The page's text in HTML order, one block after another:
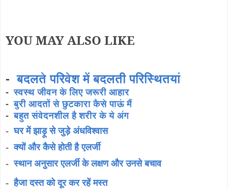
YOU MAY ALSO LIKE
-बदलते परिवेश में बदलती परिस्थितयां
-स्वस्थ जीवन के लिए जरूरी आहार
-बुरी आदतों से छुटकारा कैसे पाऊं मैं
-बहुत संवेदनशील है शरीर के ये अंग
-घर में झाड़ू से जुड़े अंधविश्वास
-क्यों और कैसे होती है एलर्जी
-स्थान अनुसार एलर्जी के लक्षण और उनसे बचाव
-हैजा दस्त को दूर कर रहें मस्त